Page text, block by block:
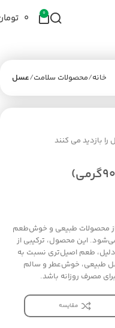
0 ۰
خانه محصولات سلامت عسل
بازدید می کنند
یکی از محصولات طبیعی و خوش‌طعم
این محصول، ترکیبی از
طعم اصیل‌تری نسبت به
طبیعی، خوش‌عطر و سالم
مصرف روزانه باشد.
مقایسه